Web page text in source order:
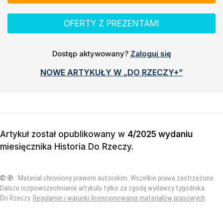
OFERTY Z PREZENTAMI
Dostęp aktywowany? Zaloguj się
NOWE ARTYKUŁY W „DO RZECZY+”
Artykuł został opublikowany w 4/2025 wydaniu
miesięcznika Historia Do Rzeczy.
© ℗
Materiał chroniony prawem autorskim. Wszelkie prawa zastrzeżone.
Dalsze rozpowszechnianie artykułu tylko za zgodą wydawcy tygodnika
Do Rzeczy. Regulamin i warunki licencjonowania materiałów prasowych.